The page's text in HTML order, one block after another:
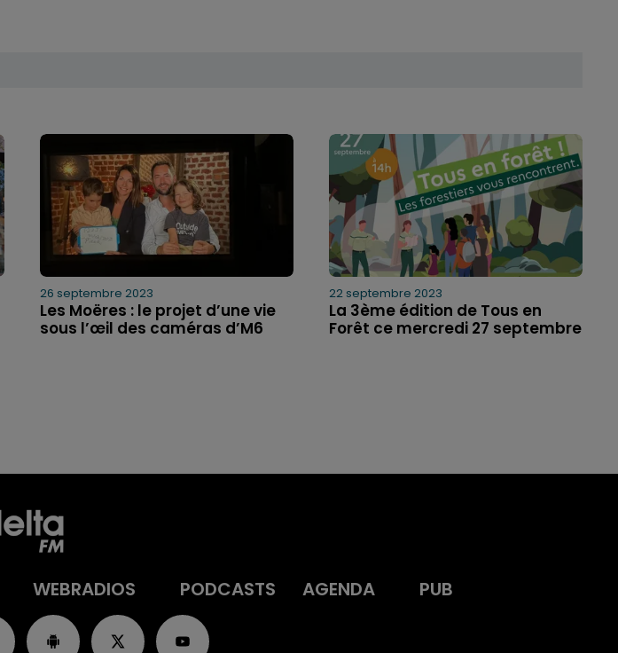
26 septembre 2023
Les Moëres : le projet d’une vie
sous l’œil des caméras d’M6
22 septembre 2023
La 3ème édition de Tous en
Forêt ce mercredi 27 septembre
WEBRADIOS PODCASTS AGENDA PUB